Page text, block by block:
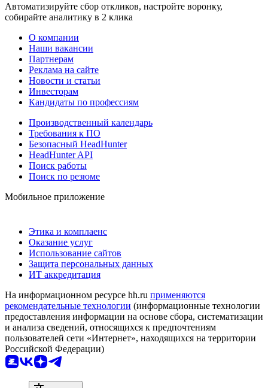
Автоматизируйте сбор откликов, настройте воронку,
собирайте аналитику в 2 клика
О компании
Наши вакансии
Партнерам
Реклама на сайте
Новости и статьи
Инвесторам
Кандидаты по профессиям
Производственный календарь
Требования к ПО
Безопасный HeadHunter
HeadHunter API
Поиск работы
Поиск по резюме
Мобильное приложение
Этика и комплаенс
Оказание услуг
Использование сайтов
Защита персональных данных
ИТ аккредитация
На информационном ресурсе hh.ru применяются
рекомендательные технологии (информационные технологии
предоставления информации на основе сбора, систематизации
и анализа сведений, относящихся к предпочтениям
пользователей сети «Интернет», находящихся на территории
Российской Федерации)